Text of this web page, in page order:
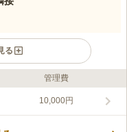
る
永3年（1626）に白容伝清
管理費
10,000円